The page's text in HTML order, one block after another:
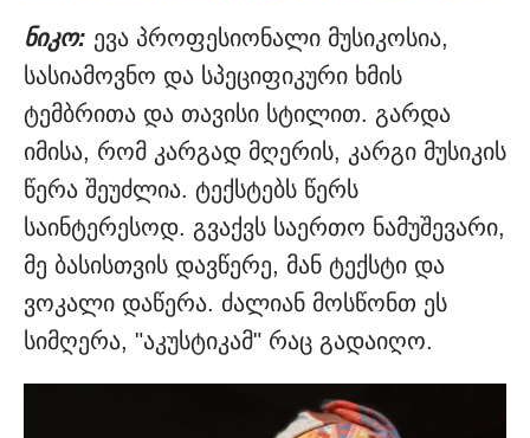
ნიკო: ევა პროფესიონალი მუსიკოსია,
სასიამოვნო და სპეციფიკური ხმის
ტემბრითა და თავისი სტილით. გარდა
იმისა, რომ კარგად მღერის, კარგი მუსიკის
წერა შეუძლია. ტექსტებს წერს
საინტერესოდ. გვაქვს საერთო ნამუშევარი,
მე ბასისთვის დავწერე, მან ტექსტი და
ვოკალი დაწერა. ძალიან მოსწონთ ეს
სიმღერა, "აკუსტიკამ" რაც გადაიღო.